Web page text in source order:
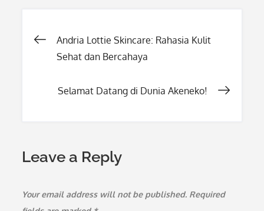
Post
Andria Lottie Skincare: Rahasia Kulit
Sehat dan Bercahaya
Selamat Datang di Dunia Akeneko!
Leave a Reply
Your email address will not be published. Required